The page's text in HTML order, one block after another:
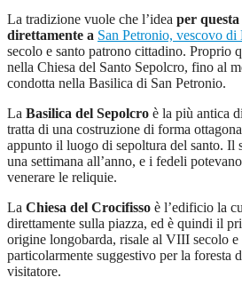
La tradizione vuole che l’idea per
direttamente a San Petronio, vescovo di
secolo e santo patrono cittadino. Proprio
nella Chiesa del Santo Sepolcro, fino al
condotta nella Basilica di San Petronio.
La Basilica del Sepolcro è la più antica
tratta di una costruzione di forma
appunto il luogo di sepoltura del santo. Il
una settimana all’anno, e i fedeli
venerare le reliquie.
La Chiesa del Crocifisso è l’edificio la
direttamente sulla piazza, ed è quindi il
origine longobarda, risale al VIII secolo
particolarmente suggestivo per la foresta
visitatore.